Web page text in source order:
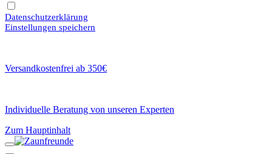
Datenschutzerklärung
Einstellungen speichern
Versandkostenfrei ab 350€
Individuelle Beratung von unseren Experten
Zum Hauptinhalt